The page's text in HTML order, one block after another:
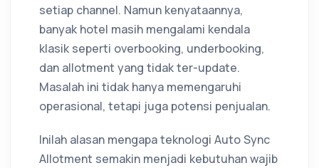
setiap channel. Namun kenyataannya,
banyak hotel masih mengalami kendala
klasik seperti overbooking, underbooking,
dan allotment yang tidak ter-update.
Masalah ini tidak hanya memengaruhi
operasional, tetapi juga potensi penjualan.
Inilah alasan mengapa teknologi Auto Sync
Allotment semakin menjadi kebutuhan wajib